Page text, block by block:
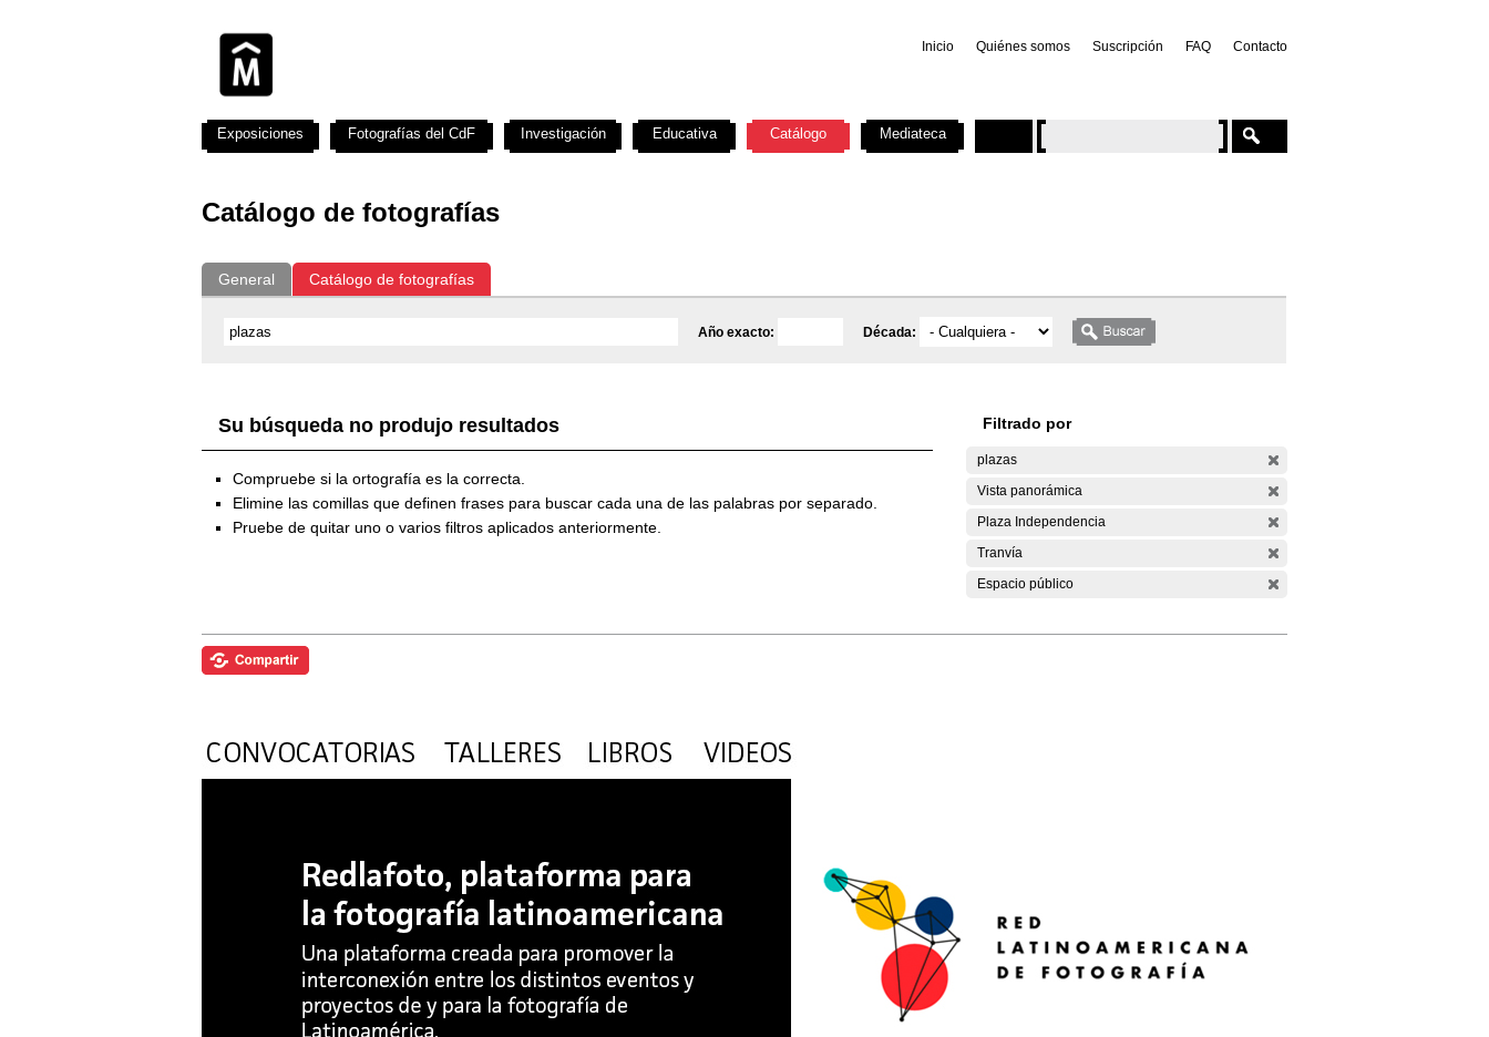
Inicio Quiénes somos Suscripción FAQ Contacto
Catálogo de fotografías
General Catálogo de fotografías
Año exacto: Década:
Su búsqueda no produjo resultados
Compruebe si la ortografía es la correcta.
Elimine las comillas que definen frases para buscar cada una de las palabras por separado.
Pruebe de quitar uno o varios filtros aplicados anteriormente.
Filtrado por
plazas
Vista panorámica
Plaza Independencia
Tranvía
Espacio público
Exposiciones Fotografías del CdF Investigación Educativa Catálogo Mediateca